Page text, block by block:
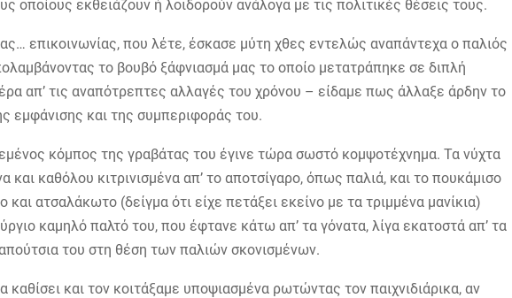
οποίους εκθειάζουν ή λοιδορούν ανάλογα με τις πολιτικές θέσεις τους.
επικοινωνίας, που λέτε, έσκασε μύτη χθες εντελώς αναπάντεχα ο παλιός
το βουβό ξάφνιασμά μας το οποίο μετατράπηκε σε διπλή
απ’ τις αναπότρεπτες αλλαγές του χρόνου – είδαμε πως άλλαξε άρδην το
εμφάνισης και της συμπεριφοράς του.
κόμπος της γραβάτας του έγινε τώρα σωστό κομψοτέχνημα. Τα νύχτα
και καθόλου κιτρινισμένα απ’ το αποτσίγαρο, όπως παλιά, και το πουκάμισο
ατσαλάκωτο (δείγμα ότι είχε πετάξει εκείνο με τα τριμμένα μανίκια)
καμηλό παλτό του, που έφτανε κάτω απ’ τα γόνατα, λίγα εκατοστά απ’ τα
του στη θέση των παλιών σκονισμένων.
καθίσει και τον κοιτάξαμε υποψιασμένα ρωτώντας τον παιχνιδιάρικα, αν